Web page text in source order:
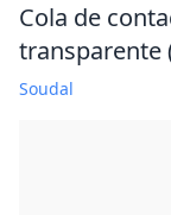
Cola de
transparente
Soudal